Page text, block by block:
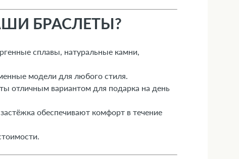
БРАСЛЕТЫ?
сплавы, натуральные камни,
модели для любого стиля.
отличным вариантом для подарка на день
обеспечивают комфорт в течение